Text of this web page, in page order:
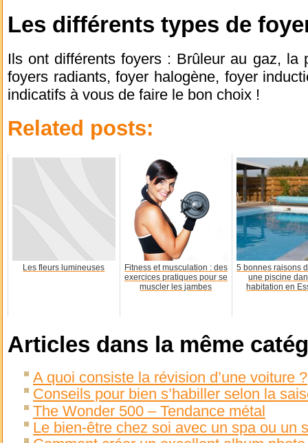
Les différents types de
Ils ont différents foyers : Brûleur au gaz, la
foyers radiants, foyer halogène, foyer
indicatifs à vous de faire le bon choix !
Related posts:
Les fleurs lumineuses
Fitness et musculation : des
exercices pratiques pour se
muscler les jambes
5 bonnes raisons
une piscine
habitation en
Articles dans la même
A quoi consiste la révision d’une voiture ?
Conseils pour bien s’habiller selon la
The Wonder 500 – Tendance métal
Le bien-être chez soi avec un spa ou un